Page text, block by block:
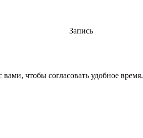
Запись
чтобы согласовать удобное время.